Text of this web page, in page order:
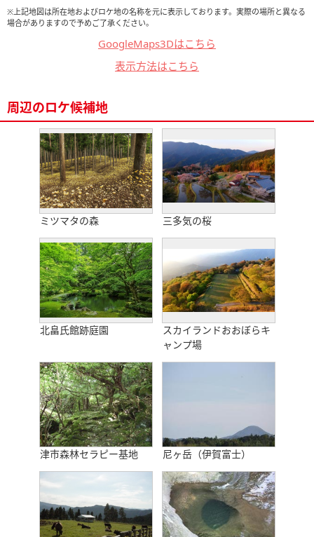
※上記地図は所在地およびロケ地の名称を元に表示しております。実際の場所と異なる
場合がありますので予めご了承ください。
GoogleMaps3Dはこちら
表示方法はこちら
周辺のロケ候補地
ミツマタの森 三多気の桜
北畠氏館跡庭園
スカイランドおおぼらキ
ャンプ場
津市森林セラピー基地 尼ヶ岳（伊賀富士）